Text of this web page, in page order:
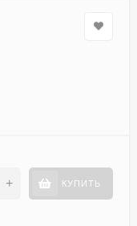
+ КУПИТЬ